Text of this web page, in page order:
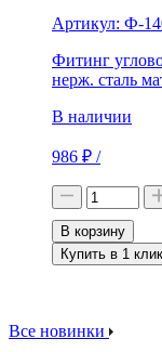
Артикул: Ф-
Фитинг
нерж. сталь
В наличии
986 ₽ /
В корзину
Купить в 1 клик
Все новинки